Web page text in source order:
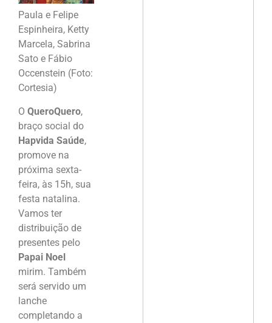
Paula e Felipe
Espinheira, Ketty
Marcela, Sabrina
Sato e Fábio
Occenstein (Foto:
Cortesia)
O QueroQuero,
braço social do
Hapvida Saúde,
promove na
próxima sexta-
feira, às 15h, sua
festa natalina.
Vamos ter
distribuição de
presentes pelo
Papai Noel
mirim. Também
será servido um
lanche
completando a